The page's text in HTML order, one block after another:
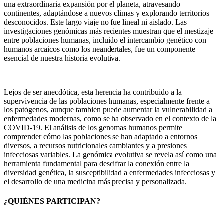
una extraordinaria expansión por el planeta, atravesando
continentes, adaptándose a nuevos climas y explorando territorios
desconocidos. Este largo viaje no fue lineal ni aislado. Las
investigaciones genómicas más recientes muestran que el mestizaje
entre poblaciones humanas, incluido el intercambio genético con
humanos arcaicos como los neandertales, fue un componente
esencial de nuestra historia evolutiva.
Lejos de ser anecdótica, esta herencia ha contribuido a la
supervivencia de las poblaciones humanas, especialmente frente a
los patógenos, aunque también puede aumentar la vulnerabilidad a
enfermedades modernas, como se ha observado en el contexto de la
COVID-19. El análisis de los genomas humanos permite
comprender cómo las poblaciones se han adaptado a entornos
diversos, a recursos nutricionales cambiantes y a presiones
infecciosas variables. La genómica evolutiva se revela así como una
herramienta fundamental para descifrar la conexión entre la
diversidad genética, la susceptibilidad a enfermedades infecciosas y
el desarrollo de una medicina más precisa y personalizada.
¿QUIÉNES PARTICIPAN?